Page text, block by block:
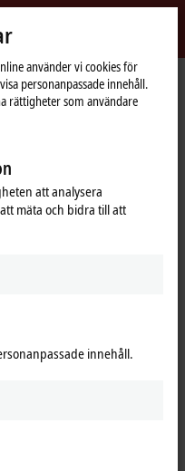
list
free to contact us.
använder vi cookies för
personanpassade innehåll.
rättigheter som användare
att analysera
mäta och bidra till att
innehåll.